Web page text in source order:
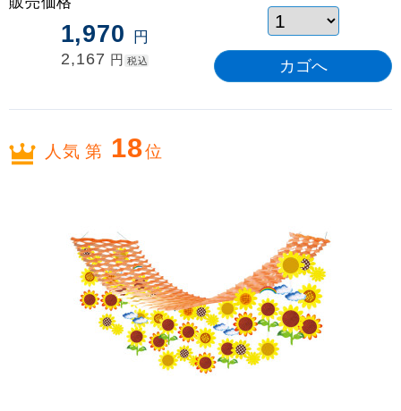
1,970 円
2,167 円 税込
人気 第 18位